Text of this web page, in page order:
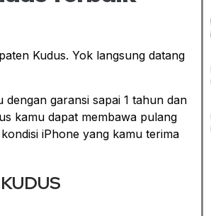
Kudus. Yok langsung datang
garansi sapai 1 tahun dan
kamu dapat membawa pulang
iPhone yang kamu terima